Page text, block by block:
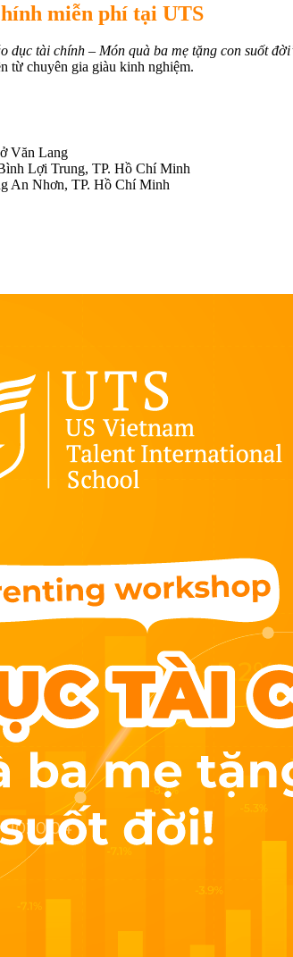
miễn phí tại UTS
dục tài chính – Món quà ba mẹ tặng con suốt
từ chuyên gia giàu kinh nghiệm.
Văn Lang
Lợi Trung, TP. Hồ Chí Minh
An Nhơn, TP. Hồ Chí Minh